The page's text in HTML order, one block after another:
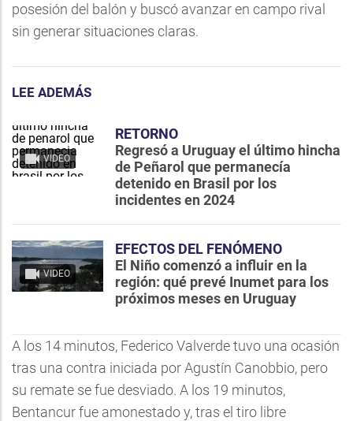
posesión del balón y buscó avanzar en campo rival
sin generar situaciones claras.
LEE ADEMÁS
VIDEO
RETORNO
Regresó a Uruguay el último hincha
de Peñarol que permanecía
detenido en Brasil por los
incidentes en 2024
VIDEO
EFECTOS DEL FENÓMENO
El Niño comenzó a influir en la
región: qué prevé Inumet para los
próximos meses en Uruguay
A los 14 minutos, Federico Valverde tuvo una ocasión
tras una contra iniciada por Agustín Canobbio, pero
su remate se fue desviado. A los 19 minutos,
Bentancur fue amonestado y, tras el tiro libre